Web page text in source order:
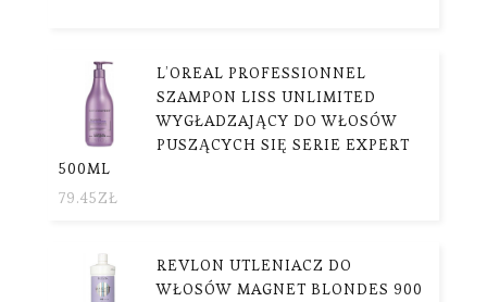
L’OREAL PROFESSIONNEL
SZAMPON LISS UNLIMITED
WYGŁADZAJĄCY DO WŁOSÓW
PUSZĄCYCH SIĘ SERIE EXPERT
500ML
79.45ZŁ
REVLON UTLENIACZ DO
WŁOSÓW MAGNET BLONDES 900